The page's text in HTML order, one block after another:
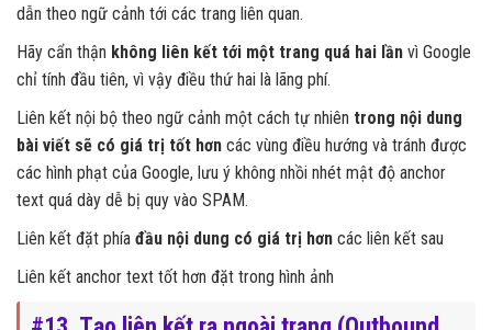
dẫn theo ngữ cảnh tới các trang liên quan.
Hãy cẩn thận không liên kết tới một trang quá hai lần vì Google
chỉ tính đầu tiên, vì vậy điều thứ hai là lãng phí.
Liên kết nội bộ theo ngữ cảnh một cách tự nhiên trong nội dung
bài viết sẽ có giá trị tốt hơn các vùng điều hướng và tránh được
các hình phạt của Google, lưu ý không nhồi nhét mật độ anchor
text quá dày dễ bị quy vào SPAM.
Liên kết đặt phía đầu nội dung có giá trị hơn các liên kết sau
Liên kết anchor text tốt hơn đặt trong hình ảnh